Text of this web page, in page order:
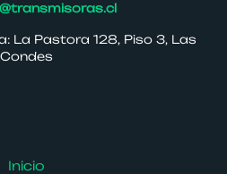
La Pastora 128, Piso 3, Las
Condes
Inicio